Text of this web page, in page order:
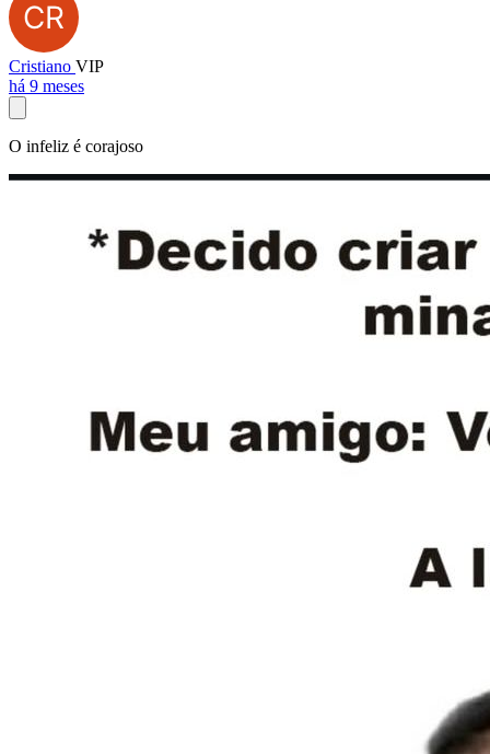
Cristiano VIP
há 9 meses
O infeliz é corajoso